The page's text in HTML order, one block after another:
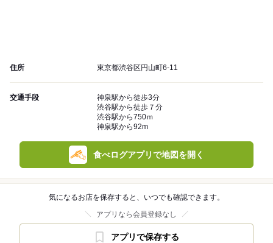
住所 東京都渋谷区円山町6-11
交通手段
神泉駅から徒歩3分
渋谷駅から徒歩７分
渋谷駅から750ｍ
神泉駅から92m
食べログアプリで地図を開く
気になるお店を保存すると、いつでも確認できます。
アプリなら会員登録なし
アプリで保存する